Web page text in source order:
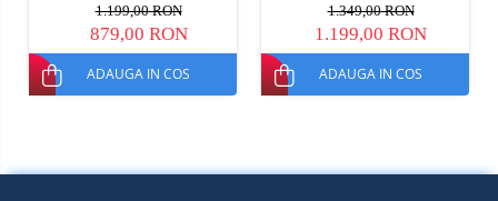
1.199,00 RON
879,00 RON
ADAUGA IN COS
1.349,00 RON
1.199,00 RON
ADAUGA IN COS